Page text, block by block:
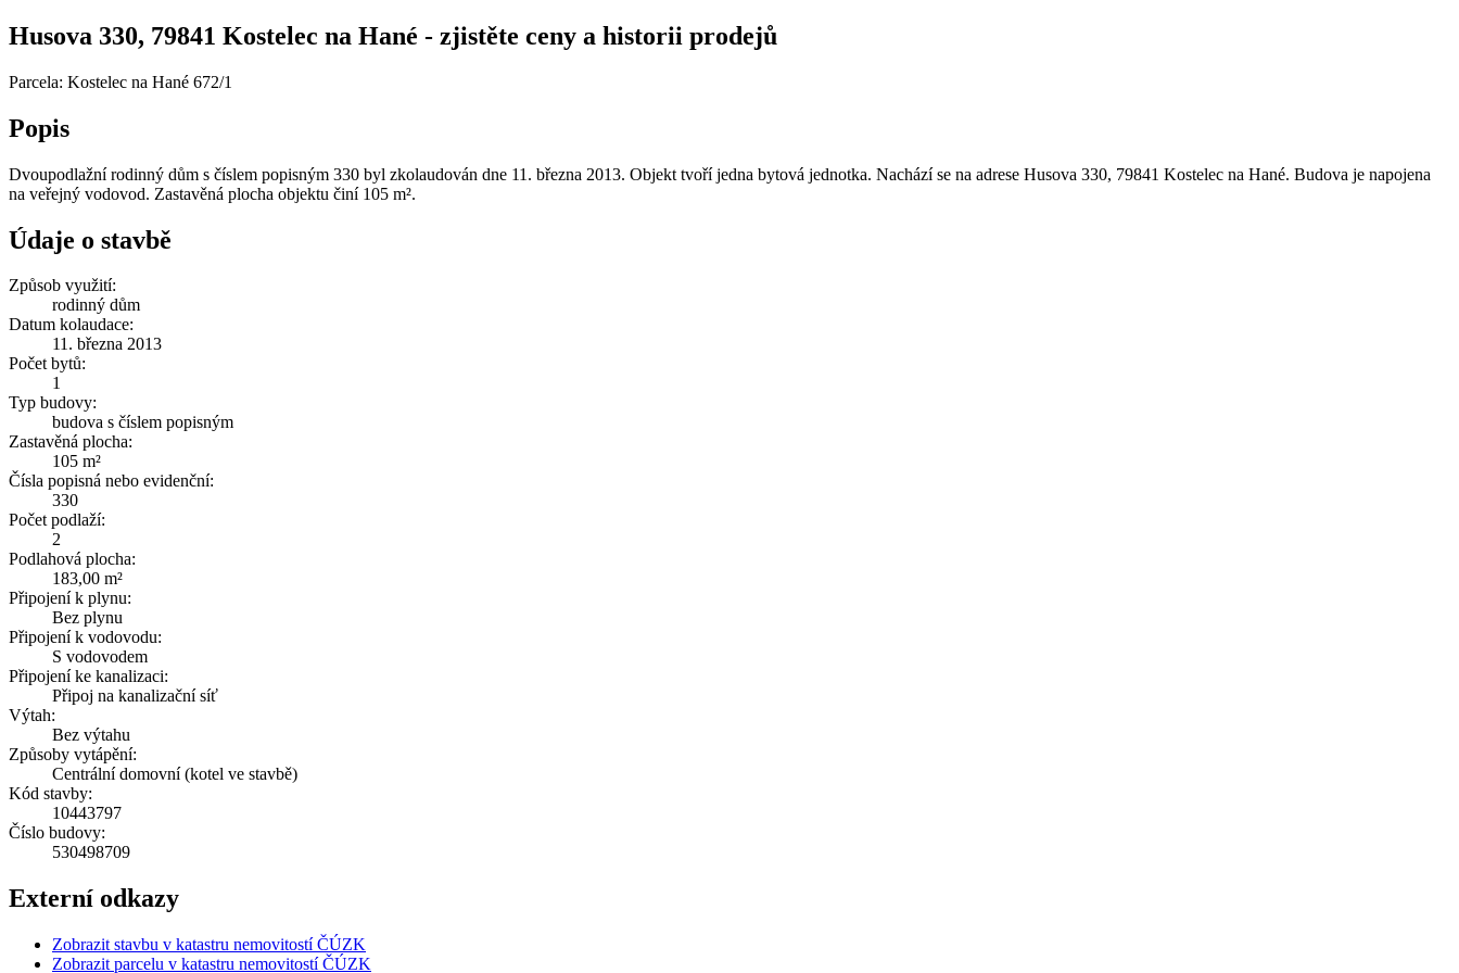
Husova 330, 79841 Kostelec na Hané - zjistěte ceny a historii prodejů
Parcela: Kostelec na Hané 672/1
Popis
Dvoupodlažní rodinný dům s číslem popisným 330 byl zkolaudován dne 11. března 2013. Objekt tvoří jedna bytová jednotka. Nachází se na adrese Husova 330, 79841 Kostelec na Hané. Budova je napojena
na veřejný vodovod. Zastavěná plocha objektu činí 105 m².
Údaje o stavbě
Způsob využití:
rodinný dům
Datum kolaudace:
11. března 2013
Počet bytů:
1
Typ budovy:
budova s číslem popisným
Zastavěná plocha:
105 m²
Čísla popisná nebo evidenční:
330
Počet podlaží:
2
Podlahová plocha:
183,00 m²
Připojení k plynu:
Bez plynu
Připojení k vodovodu:
S vodovodem
Připojení ke kanalizaci:
Připoj na kanalizační síť
Výtah:
Bez výtahu
Způsoby vytápění:
Centrální domovní (kotel ve stavbě)
Kód stavby:
10443797
Číslo budovy:
530498709
Externí odkazy
Zobrazit stavbu v katastru nemovitostí ČÚZK
Zobrazit parcelu v katastru nemovitostí ČÚZK